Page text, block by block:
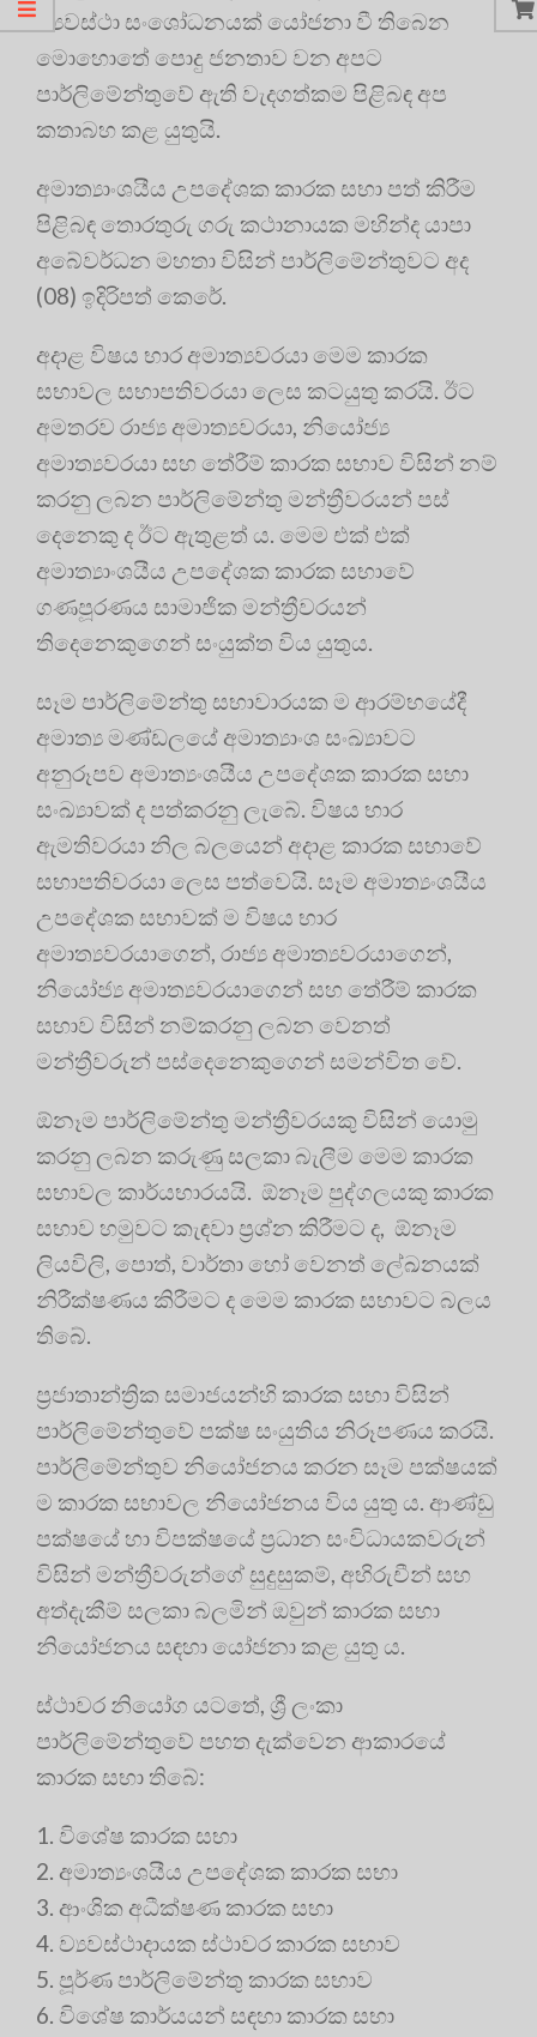
ව්‍යවස්ථා සංශෝධනයක් යෝජනා වී තිබෙන
මොහොතේ පොදු ජනතාව වන අපට
පාර්ලිමේන්තුවේ ඇති වැදගත්කම පිළිබඳ අප
කතාබහ කළ යුතුයි.
අමාත්‍යාංශයීය උපදේශක කාරක සභා පත් කිරීම
පිළිබඳ තොරතුරු ගරු කථානායක මහින්ද යාපා
අබේවර්ධන මහතා විසින් පාර්ලිමේන්තුවට අද
(08) ඉදිරිපත් කෙරේ.
අදාළ විෂය භාර අමාත්‍යවරයා මෙම කාරක
සභාවල සභාපතිවරයා ලෙස කටයුතු කරයි. ඊට
අමතරව රාජ්‍ය අමාත්‍යවරයා, නියෝජ්‍ය
අමාත්‍යවරයා සහ තේරීම් කාරක සභාව විසින් නම්
කරනු ලබන පාර්ලිමේන්තු මන්ත්‍රීවරයන් පස්
දෙනෙකු ද ඊට ඇතුළත්‍ ය. මෙම එක් එක්
අමාත්‍යාංශයීය උපදේශක කාරක සභාවේ
ගණපූරණය සාමාජික මන්ත්‍රීවරයන්
තිදෙනෙකුගෙන් සං‍යුක්ත විය යුතුය.
සෑම පාර්ලිමේන්තු සභාවාරයක ම ආරම්භයේදී
අමාත්‍ය මණ්ඩලයේ අමාත්‍යාංශ සංඛ්‍යාවට
අනුරූපව අමාත්‍යංශයීය උපදේශක කාරක සභා
සංඛ්‍යාවක් ද පත්කරනු ලැබේ. විෂය භාර
ඇමතිවරයා නිල බලයෙන් අදාළ කාරක සභාවේ
සභාපතිවරයා ලෙස පත්වෙයි. සෑම අමාත්‍යංශයීය
උපදේශක සභාවක් ම විෂය භාර
අමාත්‍යවරයාගෙන්, රාජ්‍ය අමාත්‍යවරයාගෙන්,
නියෝජ්‍ය අමාත්‍යවරයාගෙන් සහ තේරීම් කාරක
සභාව විසින් නම්කරනු ලබන වෙනත්
මන්ත්‍රීවරුන් පස්දෙනෙකුගෙන් සමන්විත වේ.
ඕනෑම පාර්ලිමේන්තු මන්ත්‍රීවරයකු විසින් යොමු
කරනු ලබන කරුණු සලකා බැලීම මෙම කාරක
සභාවල කාර්යභාරයයි. ඕනෑම පුද්ගලයකු කාරක
සභාව හමුවට කැඳවා ප්‍රශ්න කිරීමට ද, ඕනෑම
ලියවිලි, පොත්, වාර්තා හෝ වෙනත් ලේඛනයක්
නිරීක්ෂණය කිරීමට ද මෙම කාරක සභාවට බලය
තිබේ.
ප්‍රජාතාන්ත්‍රික සමාජයන්හි කාරක සභා විසින්
පාර්ලිමේන්තුවේ පක්ෂ සංයුතිය නිරූපණය කරයි.
පාර්ලිමේන්තුව නියෝජනය කරන සෑම පක්ෂයක්
ම කාරක සභාවල නියෝජනය විය යුතු ය. ආණ්ඩු
පක්ෂයේ හා විපක්ෂයේ ප්‍රධාන සංවිධායකවරුන්
විසින් මන්ත්‍රීවරුන්ගේ සුදුසුකම්, අභිරුචීන් සහ
අත්දැකීම් සලකා බලමින් ඔවුන් කාරක සභා
නියෝජනය සඳහා යෝජනා කළ යුතු ය.
ස්ථාවර නියෝග යටතේ, ශ්‍රී ලංකා
පාර්ලිමේන්තුවේ පහත දැක්වෙන ආකාරයේ
කාරක සභා තිබේ:
විශේෂ කාරක සභා
අමාත්‍යංශයීය උපදේශක කාරක සභා
ආංශික අධීක්ෂණ කාරක සභා
ව්‍යවස්ථාදායක ස්ථාවර කාරක සභාව‍
පූර්ණ පාර්ලිමේන්තු කාරක සභාව
විශේෂ කාර්යයන් සඳහා කාරක සභා